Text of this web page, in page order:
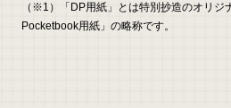
こ
ち
ら
（※1）「DP用紙」とは特別抄造のオリジ
Pocketbook用紙」の略称です。